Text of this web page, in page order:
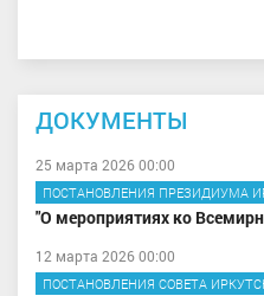
ДОКУМЕНТЫ
25 марта 2026 00:00
ПОСТАНОВЛЕНИЯ ПРЕЗИДИУМА
"О мероприятиях ко
12 марта 2026 00:00
ПОСТАНОВЛЕНИЯ СОВЕТА